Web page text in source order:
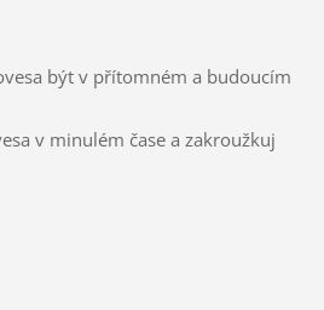
být v přítomném a budoucím
v minulém čase a zakroužkuj